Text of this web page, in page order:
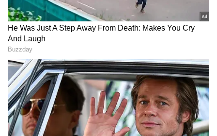
గూగుల్‌లో ఆసక్తికరమైన సమాచారం కోసం ఏసియానెట్ తెలుగు
ను మీ ఫ్రిఫర్డ్ సోర్స్ గా ఎంచుకోండి